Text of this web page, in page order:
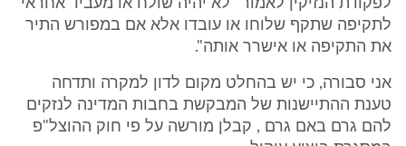
לפקודת הנזיקין לאמור "לא יהיה שולח או מעביד אחראי
לתקיפה שתקף שלוחו או עובדו אלא אם במפורש התיר
את התקיפה או אישרר אותה".
אני סבורה, כי יש בהחלט מקום לדון למקרה ותדחה
טענת ההתיישנות של המבקשת בחבות המדינה לנזקים
להם גרם באם גרם , קבלן מורשה על פי חוק ההוצל"פ